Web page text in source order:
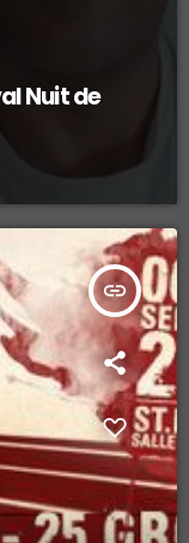
Nuit de
insert_link